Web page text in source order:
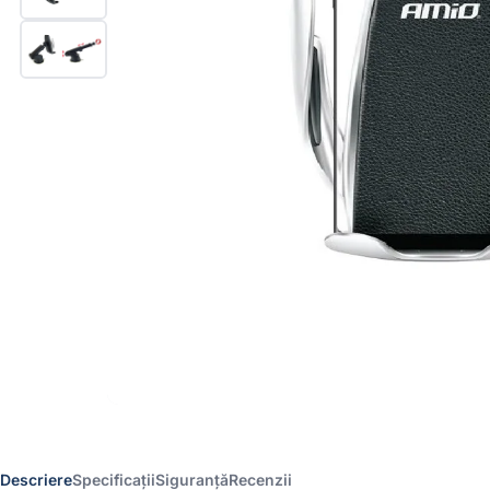
DescriereSpecificațiiSiguranțăRecenzii